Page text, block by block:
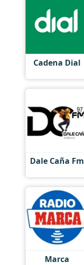
Cadena Dial
Dale Caña Fm
Marca